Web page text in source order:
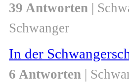
39 Antworten |
Schwanger
In der
6 Antworten |